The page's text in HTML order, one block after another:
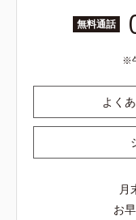
無料通話
よく
月
お